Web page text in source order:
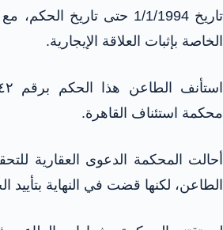
تاريخ 1/1/1994 حتى تاريخ
الخاصة بإثبات العلاقة الإيجارية.
محكمة استئناف القاهرة.
أحالت المحكمة الدعوى العقارية
الطاعن، لكنها قضت في النهاية بتأييد